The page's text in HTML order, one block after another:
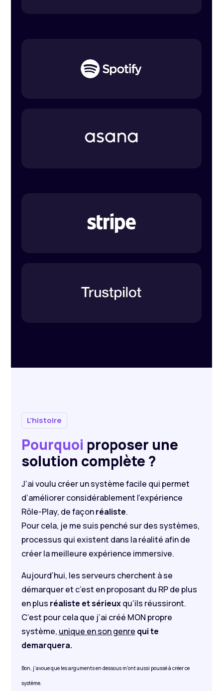
L'histoire
Pourquoi proposer une
solution complète ?
J’ai voulu créer un système facile qui permet
d’améliorer considérablement l’expérience
Rôle-Play, de façonréaliste.
Pour cela, je me suis penché sur des systèmes,
processus qui existent dans la réalité afin de
créer la meilleure expérience immersive.
Aujourd’hui, les serveurs cherchent à se
démarquer et c’est en proposant du RP de plus
en plus réaliste et sérieuxqu’ils réussiront.
C’est pour cela que j’ai créé MON propre
système, unique en son genre qui te
demarquera.
Bon, j'avoue que les arguments en dessous m'ont aussi poussé à créer ce
système.